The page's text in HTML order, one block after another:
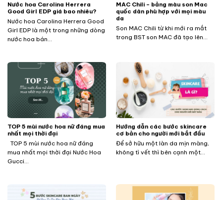
Nước hoa Carolina Herrera
Good Girl EDP giá bao nhiêu?
Nước hoa Carolina Herrera Good
Girl EDP là một trong những dòng
nước hoa bán...
MAC Chili – bảng màu son Mac
quốc dân phù hợp với mọi màu
da
Son MAC Chili từ khi mới ra mắt
trong BST son MAC đã tạo lên...
TOP 5 mùi nước hoa nữ đáng mua
nhất mọi thời đại
TOP 5 mùi nước hoa nữ đáng
mua nhất mọi thời đại Nước Hoa
Gucci...
Hướng dẫn các bước skincare
cơ bản cho người mới bắt đầu
Để sở hữu một làn da mịn màng,
không tì vết thì bên cạnh một...